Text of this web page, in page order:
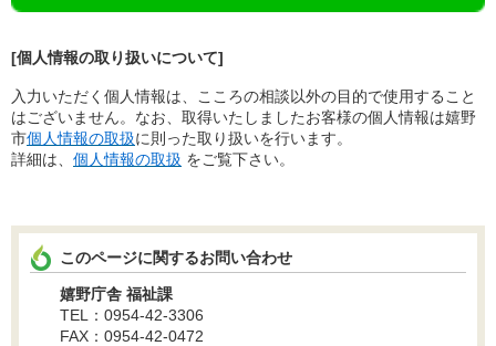
[個人情報の取り扱いについて]
入力いただく個人情報は、こころの相談以外の目的で使用すること
はございません。なお、取得いたしましたお客様の個人情報は嬉野
市個人情報の取扱に則った取り扱いを行います。
詳細は、 個人情報の取扱 をご覧下さい。
このページに関するお問い合わせ
嬉野庁舎 福祉課
TEL：0954-42-3306
FAX：0954-42-0472